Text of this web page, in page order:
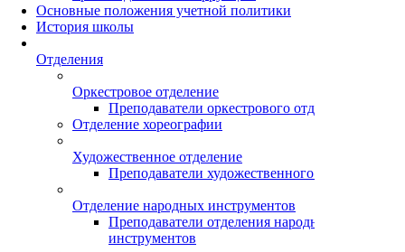
Основные положения учетной политики
История школы
Отделения
Оркестровое отделение
Преподаватели оркестрового отделения
Отделение хореографии
Художественное отделение
Преподаватели художественного отделения
Отделение народных инструментов
Преподаватели отделения народных
инструментов